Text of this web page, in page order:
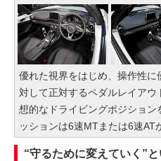
優れた視界をはじめ、操作性
対して正対するペダルレイア
想的なドライビングポジション
ッションは6速MTまたは6速AT
“守るために変えていく”